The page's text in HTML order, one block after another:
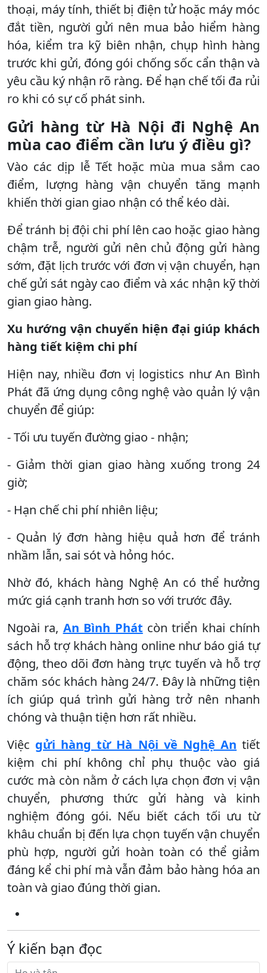
thoại, máy tính, thiết bị điện tử hoặc máy móc
đắt tiền, người gửi nên mua bảo hiểm hàng
hóa, kiểm tra kỹ biên nhận, chụp hình hàng
trước khi gửi, đóng gói chống sốc cẩn thận và
yêu cầu ký nhận rõ ràng. Để hạn chế tối đa rủi
ro khi có sự cố phát sinh.
Gửi hàng từ Hà Nội đi Nghệ An
mùa cao điểm cần lưu ý điều gì?
Vào các dịp lễ Tết hoặc mùa mua sắm cao
điểm, lượng hàng vận chuyển tăng mạnh
khiến thời gian giao nhận có thể kéo dài.
Để tránh bị đội chi phí lên cao hoặc giao hàng
chậm trễ, người gửi nên chủ động gửi hàng
sớm, đặt lịch trước với đơn vị vận chuyển, hạn
chế gửi sát ngày cao điểm và xác nhận kỹ thời
gian giao hàng.
Xu hướng vận chuyển hiện đại giúp khách
hàng tiết kiệm chi phí
Hiện nay, nhiều đơn vị logistics như An Bình
Phát đã ứng dụng công nghệ vào quản lý vận
chuyển để giúp:
- Tối ưu tuyến đường giao - nhận;
- Giảm thời gian giao hàng xuống trong 24
giờ;
- Hạn chế chi phí nhiên liệu;
- Quản lý đơn hàng hiệu quả hơn để tránh
nhầm lẫn, sai sót và hỏng hóc.
Nhờ đó, khách hàng Nghệ An có thể hưởng
mức giá cạnh tranh hơn so với trước đây.
Ngoài ra, An Bình Phát còn triển khai chính
sách hỗ trợ khách hàng online như báo giá tự
động, theo dõi đơn hàng trực tuyến và hỗ trợ
chăm sóc khách hàng 24/7. Đây là những tiện
ích giúp quá trình gửi hàng trở nên nhanh
chóng và thuận tiện hơn rất nhiều.
Việc gửi hàng từ Hà Nội về Nghệ An tiết
kiệm chi phí không chỉ phụ thuộc vào giá
cước mà còn nằm ở cách lựa chọn đơn vị vận
chuyển, phương thức gửi hàng và kinh
nghiệm đóng gói. Nếu biết cách tối ưu từ
khâu chuẩn bị đến lựa chọn tuyến vận chuyển
phù hợp, người gửi hoàn toàn có thể giảm
đáng kể chi phí mà vẫn đảm bảo hàng hóa an
toàn và giao đúng thời gian.
Ý kiến bạn đọc